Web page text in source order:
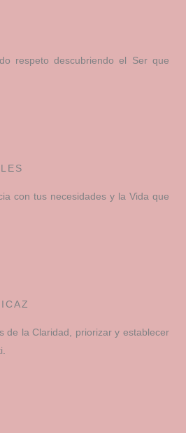
respeto descubriendo el Ser que
con tus necesidades y la Vida que
de la Claridad, priorizar y establecer